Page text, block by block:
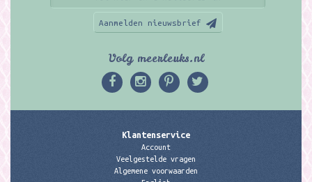
Aanmelden nieuwsbrief
Volg meerleuks.nl
Klantenservice
Account
Veelgestelde vragen
Algemene voorwaarden